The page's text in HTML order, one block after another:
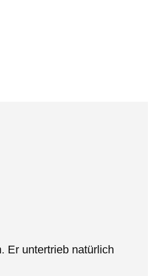
Er untertrieb natürlich